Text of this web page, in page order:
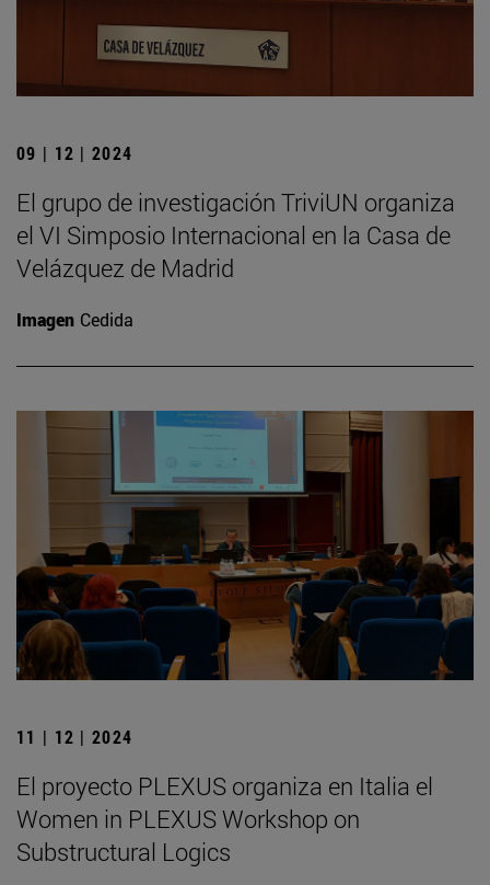
09 | 12 | 2024
El grupo de investigación TriviUN organiza
el VI Simposio Internacional en la Casa de
Velázquez de Madrid
Imagen Cedida
11 | 12 | 2024
El proyecto PLEXUS organiza en Italia el
Women in PLEXUS Workshop on
Substructural Logics